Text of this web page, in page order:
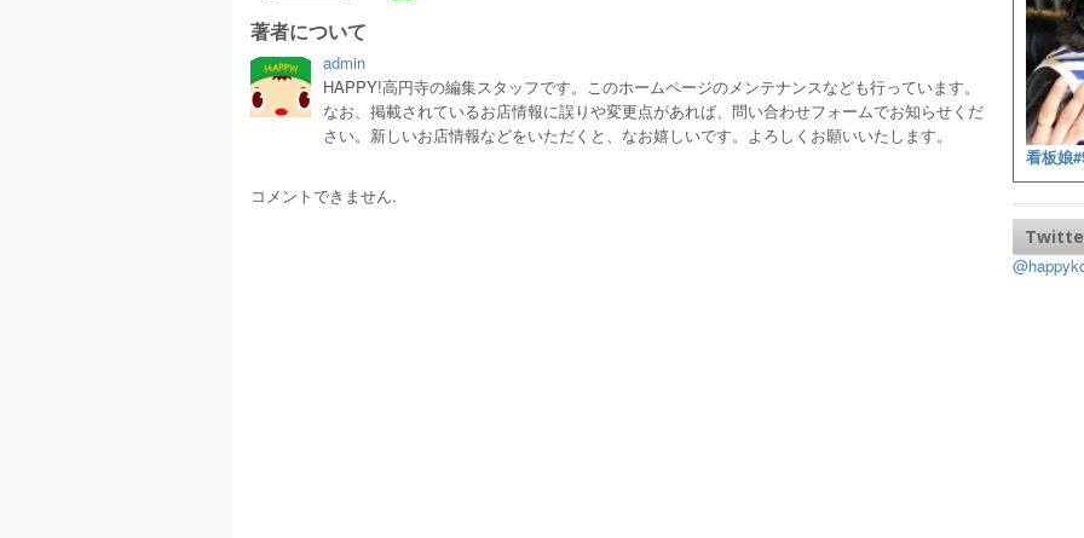
著者について
admin
HAPPY!高円寺の編集スタッフです。このホームページのメンテナンスなども行っています。
なお、掲載されているお店情報に誤りや変更点があれば、問い合わせフォームでお知らせくだ
さい。新しいお店情報などをいただくと、なお嬉しいです。よろしくお願いいたします。
コメントできません.
看板娘